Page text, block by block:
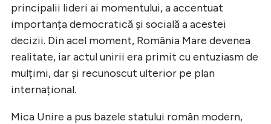
principalii lideri ai momentului, a accentuat
importanța democratică și socială a acestei
decizii. Din acel moment, România Mare devenea
realitate, iar actul unirii era primit cu entuziasm de
mulțimi, dar și recunoscut ulterior pe plan
internațional.
Mica Unire a pus bazele statului român modern,